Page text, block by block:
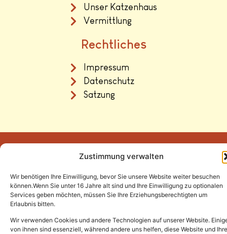
Zustimmung verwalten
Wir benötigen Ihre Einwilligung, bevor Sie unsere Website weiter besuchen
können.Wenn Sie unter 16 Jahre alt sind und Ihre Einwilligung zu optionalen
Services geben möchten, müssen Sie Ihre Erziehungsberechtigten um
Erlaubnis bitten.
Wir verwenden Cookies und andere Technologien auf unserer Website.
von ihnen sind essenziell, während andere uns helfen, diese Website und Ihre
Unser Katzenhaus
Vermittlung
Rechtliches
Impressum
Datenschutz
Satzung
Tel.:(02646) 915928
info@katzenschutzfreunde.de
Im Brandenfeld 22